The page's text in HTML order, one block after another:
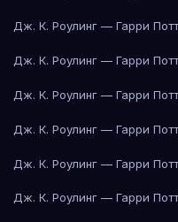
Дж. К. Роулинг — Гарри
Дж. К. Роулинг — Гарри
Дж. К. Роулинг — Гарри
Дж. К. Роулинг — Гарри
Дж. К. Роулинг — Гарри
Дж. К. Роулинг — Гарри